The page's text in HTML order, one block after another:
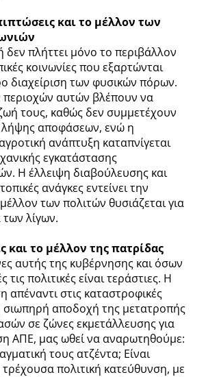
και το μέλλον των
δεν πλήττει μόνο το περιβάλλον
κοινωνίες που εξαρτώνται
διαχείριση των φυσικών πόρων.
περιοχών αυτών βλέπουν να
τους, καθώς δεν συμμετέχουν
λήψης αποφάσεων, ενώ η
ανάπτυξη καταπνίγεται
εγκατάστασης
Η έλλειψη διαβούλευσης και
ανάγκες εντείνει την
των πολιτών θυσιάζεται για
λίγων.
και το μέλλον της πατρίδας
αυτής της κυβέρνησης και όσων
πολιτικές είναι τεράστιες. Η
απέναντι στις καταστροφικές
σιωπηρή αποδοχή της μετατροπής
σε ζώνες εκμετάλλευσης για
ΑΠΕ, μας ωθεί να αναρωτηθούμε:
τους ατζέντα; Είναι
πολιτική κατεύθυνση, με